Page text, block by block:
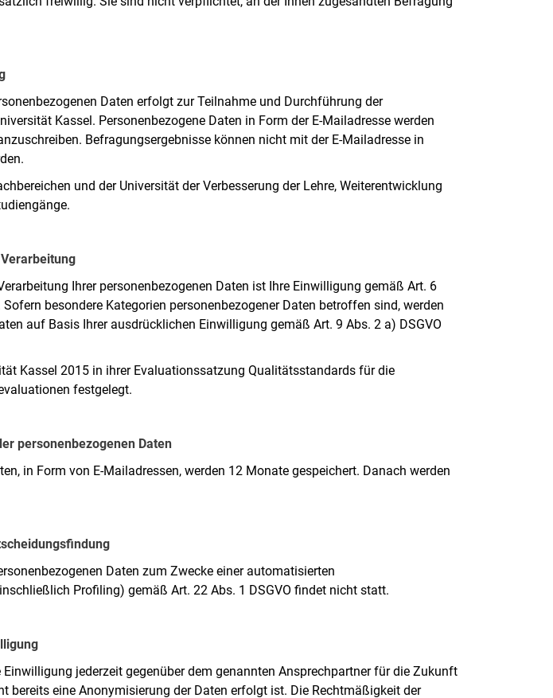
Daten erfolgt zur Teilnahme und Durchführung der
Kassel. Personenbezogene Daten in Form der E-Mailadresse werden
Befragungsergebnisse können nicht mit der E-Mailadresse in
und der Universität der Verbesserung der Lehre, Weiterentwicklung
Ihrer personenbezogenen Daten ist Ihre Einwilligung gemäß Art. 6
Sofern besondere Kategorien personenbezogener Daten betroffen sind, werden
auf Basis Ihrer ausdrücklichen Einwilligung gemäß Art. 9 Abs. 2 a) DSGVO
Kassel 2015 in ihrer Evaluationssatzung Qualitätsstandards für die
festgelegt.
personenbezogenen Daten
in Form von E-Mailadressen, werden 12 Monate gespeichert. Danach werden
Daten zum Zwecke einer automatisierten
Profiling) gemäß Art. 22 Abs. 1 DSGVO findet nicht statt.
Einwilligung jederzeit gegenüber dem genannten Ansprechpartner für die Zukunft
bereits eine Anonymisierung der Daten erfolgt ist. Die Rechtmäßigkeit der